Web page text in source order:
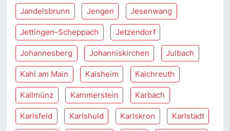
Jandelsbrunn Jengen Jesenwang
Jettingen-Scheppach Jetzendorf
Johannesberg Johanniskirchen Julbach
Kahl am Main Kaisheim Kalchreuth
Kallmünz Kammerstein Karbach
Karlsfeld Karlshuld Karlskron Karlstadt